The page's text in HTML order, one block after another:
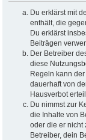
Du erklärst mit
enthält, die
Du erklärst
Beiträgen
Der Betreiber
diese
Regeln kann
dauerhaft von
Hausverbot
Du nimmst zur
die Inhalte von
oder die er nicht
Betreiber, dein